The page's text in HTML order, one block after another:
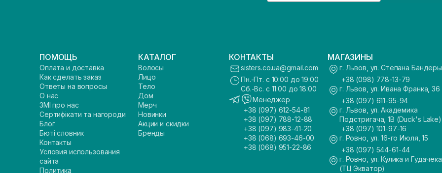
ПОМОЩЬ
Оплата и доставка
Как сделать заказ
Ответы на вопросы
О нас
ЗМІ про нас
Сертифікати та нагороди
Блог
Бюті словник
Контакты
Условия использования
сайта
Политика
КАТАЛОГ
Волосы
Лицо
Тело
Дом
Мерч
Новинки
Акции и скидки
Бренды
КОНТАКТЫ
sisters.co.ua@gmail.com
Пн.-Пт. с 10:00 до 19:00
Сб.-Вс. с 11:00 до 18:00
Менеджер
+38 (097) 612-54-81
+38 (097) 788-12-88
+38 (097) 983-41-20
+38 (068) 693-46-00
+38 (068) 951-22-86
МАГАЗИНЫ
г. Львов, ул. Степана
+38 (098) 778-13-79
г. Львов, ул. Ивана Франка, 36
+38 (097) 611-95-94
г. Львов, ул. Академика
Подстригача, 1В (Duck's Lake)
+38 (097) 101-97-16
г. Ровно, ул. 16-го Июля, 15
+38 (097) 544-61-44
г. Ровно, ул. Кулика и
(ТЦ Экватор)